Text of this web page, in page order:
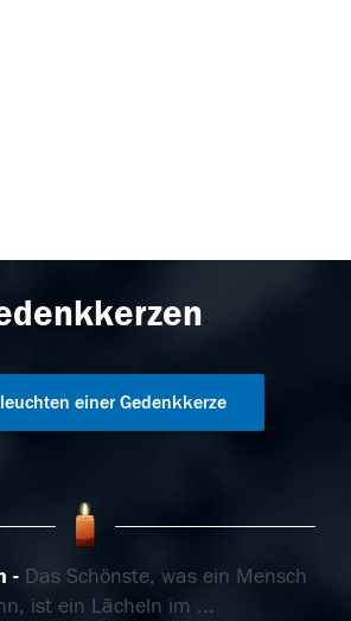
einer Gedenkkerze
Das Schönste, was ein Mensch
ist ein Lächeln im ...